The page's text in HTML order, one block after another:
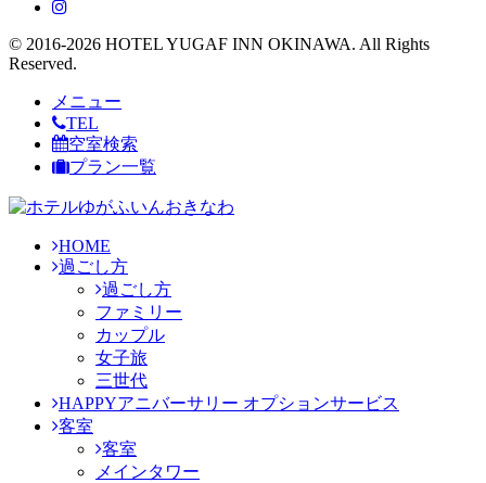
© 2016-2026 HOTEL YUGAF INN OKINAWA. All Rights
Reserved.
メニュー
TEL
空室検索
プラン一覧
HOME
過ごし方
過ごし方
ファミリー
カップル
女子旅
三世代
HAPPYアニバーサリー オプションサービス
客室
客室
メインタワー